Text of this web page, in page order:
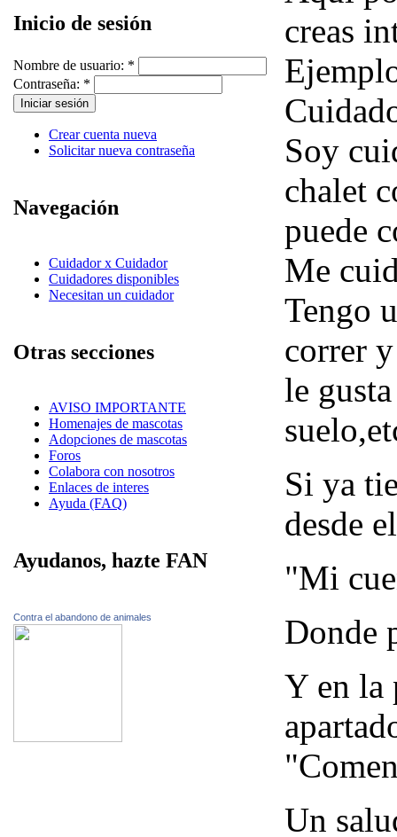
Inicio de sesión
Nombre de usuario: *
Contraseña: *
Crear cuenta nueva
Solicitar nueva contraseña
Navegación
Cuidador x Cuidador
Cuidadores disponibles
Necesitan un cuidador
Otras secciones
AVISO IMPORTANTE
Homenajes de mascotas
Adopciones de mascotas
Foros
Colabora con nosotros
Enlaces de interes
Ayuda (FAQ)
Ayudanos, hazte FAN
Contra el abandono de animales
creas
Soy
chalet
puede
Me
Tengo
correr
le
Si ya
desde
"Mi
Donde
Y en la
Un